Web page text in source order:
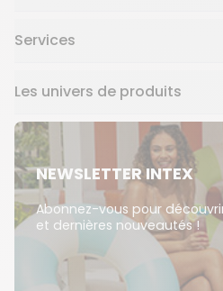
Services
Les univers de produits
NEWSLETTER INTEX
Abonnez-vous pour
et dernières nouveautés !